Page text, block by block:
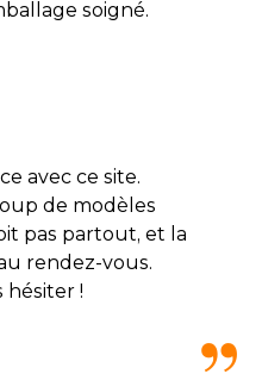
soigné.
avec ce site.
de modèles
pas partout, et la
rendez-vous.
hésiter !